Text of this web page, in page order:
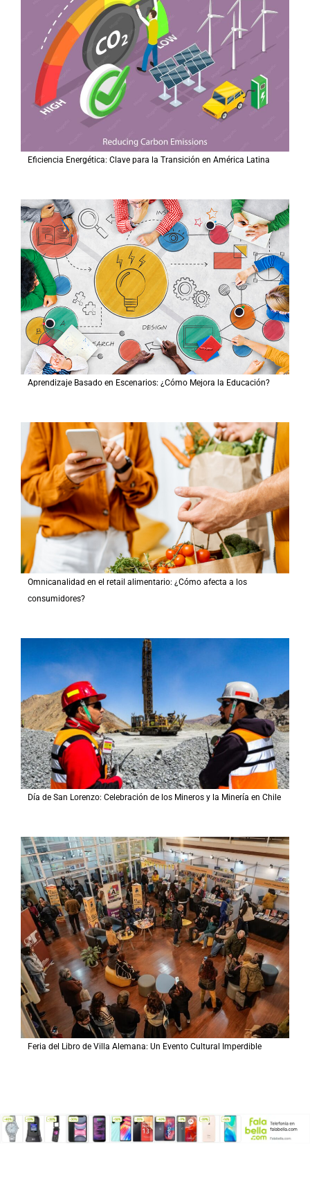
Eficiencia Energética: Clave para la Transición en América Latina
Aprendizaje Basado en Escenarios: ¿Cómo Mejora la Educación?
Omnicanalidad en el retail alimentario: ¿Cómo afecta a los
consumidores?
Día de San Lorenzo: Celebración de los Mineros y la Minería en Chile
Feria del Libro de Villa Alemana: Un Evento Cultural Imperdible